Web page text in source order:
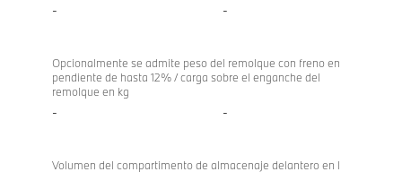
- -
Opcionalmente se admite peso del remolque con freno en
pendiente de hasta 12% / carga sobre el enganche del
remolque en kg
- -
Volumen del compartimento de almacenaje delantero en l